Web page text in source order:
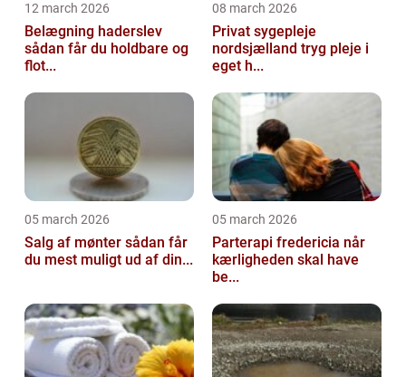
12 march 2026
Belægning haderslev
sådan får du holdbare og
flot...
08 march 2026
Privat sygepleje
nordsjælland tryg pleje i
eget h...
05 march 2026
Salg af mønter sådan får
du mest muligt ud af din...
05 march 2026
Parterapi fredericia når
kærligheden skal have
be...